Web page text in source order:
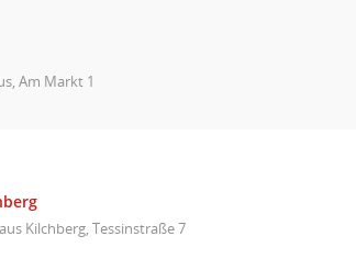
Am Markt 1
Kilchberg, Tessinstraße 7